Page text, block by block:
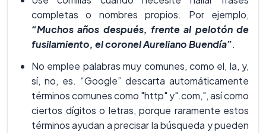
completas o nombres propios. Por ejemplo,
“Muchos años después, frente al pelotón de
fusilamiento, el coronel Aureliano Buendía”.
No emplee palabras muy comunes, como el, la, y,
sí, no, es. “Google” descarta automáticamente
términos comunes como "http" y".com,", así como
ciertos dígitos o letras, porque raramente estos
términos ayudan a precisar la búsqueda y pueden